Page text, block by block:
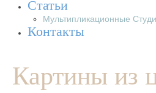
Статьи
Мультипликационные
Контакты
Картины из